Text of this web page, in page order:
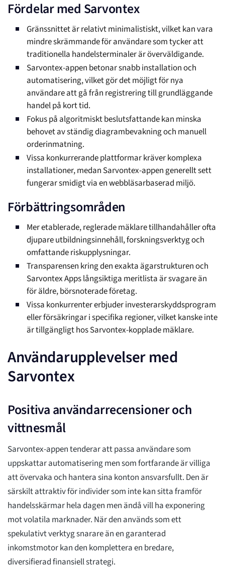
Fördelar med Sarvontex
Gränssnittet är relativt minimalistiskt, vilket kan vara
mindre skrämmande för användare som tycker att
traditionella handelsterminaler är överväldigande.
Sarvontex-appen betonar snabb installation och
automatisering, vilket gör det möjligt för nya
användare att gå från registrering till grundläggande
handel på kort tid.
Fokus på algoritmiskt beslutsfattande kan minska
behovet av ständig diagrambevakning och manuell
orderinmatning.
Vissa konkurrerande plattformar kräver komplexa
installationer, medan Sarvontex-appen generellt sett
fungerar smidigt via en webbläsarbaserad miljö.
Förbättringsområden
Mer etablerade, reglerade mäklare tillhandahåller ofta
djupare utbildningsinnehåll, forskningsverktyg och
omfattande riskupplysningar.
Transparensen kring den exakta ägarstrukturen och
Sarvontex Apps långsiktiga meritlista är svagare än
för äldre, börsnoterade företag.
Vissa konkurrenter erbjuder investerarskyddsprogram
eller försäkringar i specifika regioner, vilket kanske inte
är tillgängligt hos Sarvontex-kopplade mäklare.
Användarupplevelser med
Sarvontex
Positiva användarrecensioner och
vittnesmål
Sarvontex-appen tenderar att passa användare som
uppskattar automatisering men som fortfarande är villiga
att övervaka och hantera sina konton ansvarsfullt. Den är
särskilt attraktiv för individer som inte kan sitta framför
handelsskärmar hela dagen men ändå vill ha exponering
mot volatila marknader. När den används som ett
spekulativt verktyg snarare än en garanterad
inkomstmotor kan den komplettera en bredare,
diversifierad finansiell strategi.